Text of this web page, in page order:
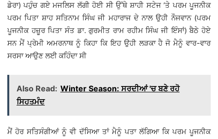
ਡੇਰਾ) ਪਹੁੰਚ ਗਏ ਮਜਲਿਸ ਲੱਗੀ ਹੋਈ ਸੀ ਉੱਥੇ ਸ਼ਾਹੀ ਸਟੇਜ ’ਤੇ ਪਰਮ ਪੂਜਨੀਕ
ਪਰਮ ਪਿਤਾ ਸ਼ਾਹ ਸਤਿਨਾਮ ਸਿੰਘ ਜੀ ਮਹਾਰਾਜ ਦੇ ਨਾਲ ਉਹੀ ਨੌਜਵਾਨ (ਪਰਮ
ਪੂਜਨੀਕ ਹਜ਼ੂਰ ਪਿਤਾ ਸੰਤ ਡਾ. ਗੁਰਮੀਤ ਰਾਮ ਰਹੀਮ ਸਿੰਘ ਜੀ ਇੰਸਾਂ) ਬੈਠੇ ਹੋਏ
ਸਨ ਮੈਂ ਪ੍ਰੇਮੀ ਅਮਰਨਾਥ ਨੂੰ ਕਿਹਾ ਕਿ ਇਹ ਉਹੀ ਲੜਕਾ ਹੈ ਜੋ ਮੈਨੂੰ ਵਾਰ-ਵਾਰ
ਸਰਸਾ ਆਉਣ ਲਈ ਕਹਿੰਦਾ ਸੀ
Also Read: Winter Season: ਸਰਦੀਆਂ 'ਚ ਬਣੇ ਰਹੋ
ਸਿਹਤਮੰਦ
ਮੈਂ ਹੋਰ ਸਤਿਸੰਗੀਆਂ ਨੂੰ ਵੀ ਦੱਸਿਆ ਤਾਂ ਮੈਨੂੰ ਪਤਾ ਲੱਗਿਆ ਕਿ ਪਰਮ ਪੂਜਨੀਕ